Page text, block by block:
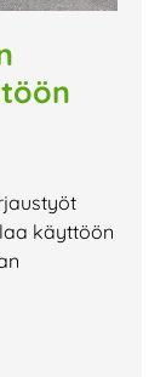
käyttöön